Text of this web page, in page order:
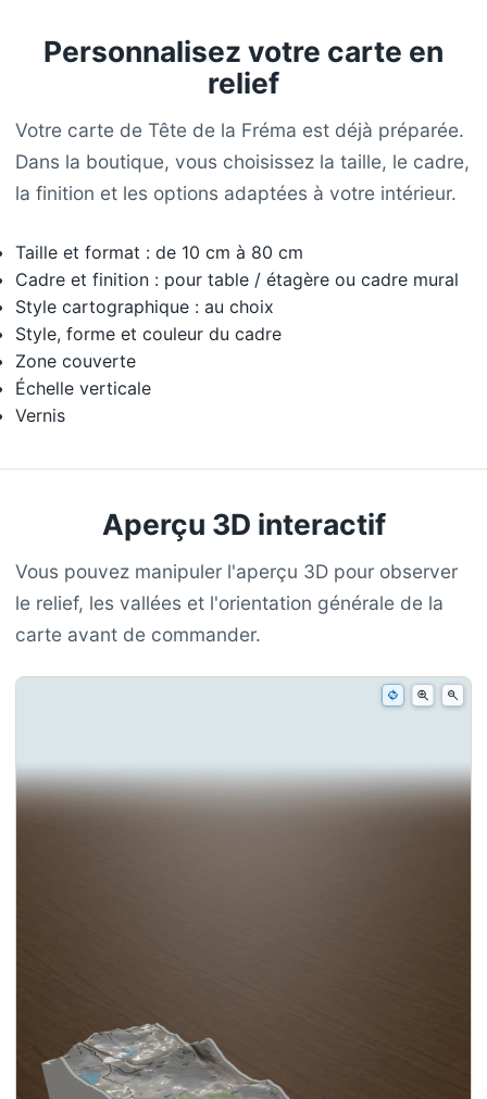
Personnalisez votre carte en
relief
Votre carte de Tête de la Fréma est déjà préparée.
Dans la boutique, vous choisissez la taille, le cadre,
la finition et les options adaptées à votre intérieur.
Taille et format : de 10 cm à 80 cm
Cadre et finition : pour table / étagère ou cadre mural
Style cartographique : au choix
Style, forme et couleur du cadre
Zone couverte
Échelle verticale
Vernis
Aperçu 3D interactif
Vous pouvez manipuler l'aperçu 3D pour observer
le relief, les vallées et l'orientation générale de la
carte avant de commander.